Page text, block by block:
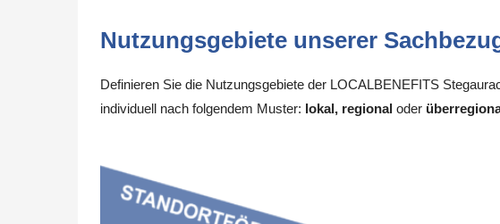
Nutzungsgebiete unserer
Definieren Sie die Nutzungsgebiete der LOCALBENEFITS
individuell nach folgendem Muster: lokal, regional oder